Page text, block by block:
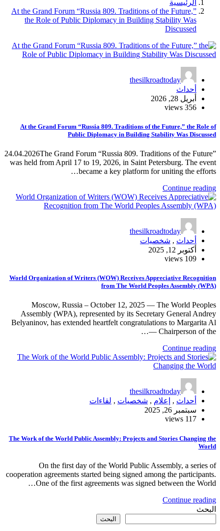
الرئيسية
At the Grand Forum “Russia 809. Traditions of the Future,”
the Role of Public Diplomacy in Building Stability Was
Discussed
thesilkroadtoday
أحداث
أبريل 28, 2026
356 views
At the Grand Forum “Russia 809. Traditions of the Future,” the Role of
Public Diplomacy in Building Stability Was Discussed
24.04.2026The Grand Forum “Russia 809. Traditions of the Future”
was held from April 17 to 19, 2026, in Saint Petersburg. The event
became a key platform for uniting the efforts…
Continue reading
thesilkroadtoday
أحداث , شخصيات
أكتوبر 12, 2025
109 views
World Organization of Writers (WOW) Receives Appreciative Recognition
from The World Peoples Assembly (WPA)
Moscow, Russia – October 12, 2025 — The World Peoples
Assembly (WPA), represented by its Secretary General Andrey
Belyaninov, has extended heartfelt congratulations to Margarita Al
— Chairperson of the…
Continue reading
thesilkroadtoday
أحداث , إعلام , شخصيات , لقاءات
سبتمبر 26, 2025
117 views
The Work of the World Public Assembly: Projects and Stories Changing the
World
On the first day of the World Public Assembly, a series of
cooperation agreements started being signed among the participants.
One of the first agreements was signed between the World…
Continue reading
البحث
البحث